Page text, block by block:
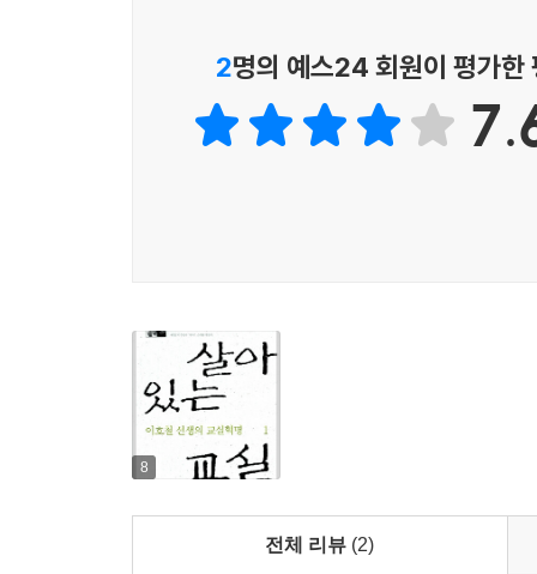
2명의 예스24 회원이 평가한
8
전체 리뷰 (2)